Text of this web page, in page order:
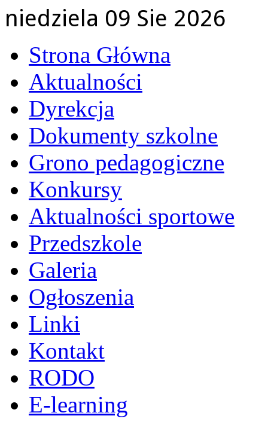
niedziela 09 Sie 2026
Strona Główna
Aktualności
Dyrekcja
Dokumenty szkolne
Grono pedagogiczne
Konkursy
Aktualności sportowe
Przedszkole
Galeria
Ogłoszenia
Linki
Kontakt
RODO
E-learning